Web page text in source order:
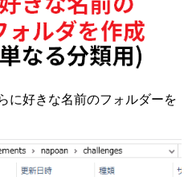
に好きな名前のフォルダーを